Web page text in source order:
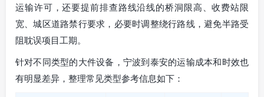
运输许可，还要提前排查路线沿线的桥洞限高、收费站限
宽、城区道路禁行要求，必要时调整绕行路线，避免半路受
阻耽误项目工期。
针对不同类型的大件设备，宁波到泰安的运输成本和时效也
有明显差异，整理常见类型参考信息如下：